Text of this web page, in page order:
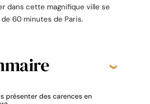
dans cette magnifique ville se
60 minutes de Paris.
présenter des carences en